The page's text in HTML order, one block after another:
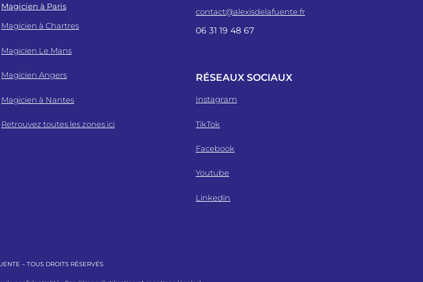
Magicien à Paris
Magicien à Chartres
Magicien Le Mans
Magicien Angers
Magicien à Nantes
Retrouvez toutes les zones ici
contact@alexisdelafuente.fr
06 31 19 48 67
RÉSEAUX SOCIAUX
Instagram
TikTok
Facebook
Youtube
Linkedin
– TOUS DROITS RÉSERVÉS